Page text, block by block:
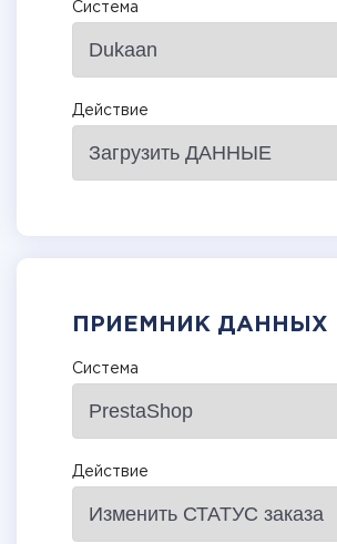
Система
Действие
ПРИЕМНИК ДАННЫХ
Система
Действие